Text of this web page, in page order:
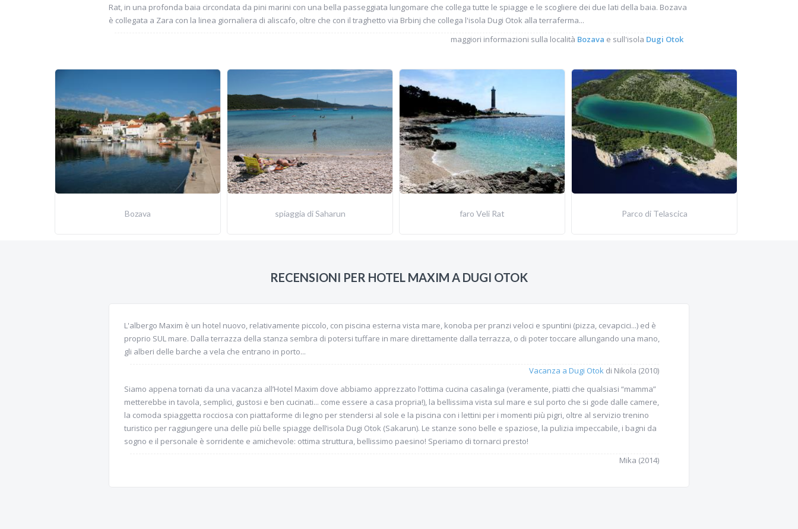
Rat, in una profonda baia circondata da pini marini con una bella passeggiata lungomare che collega tutte le spiagge e le scogliere dei due lati della baia. Bozava
è collegata a Zara con la linea giornaliera di aliscafo, oltre che con il traghetto via Brbinj che collega l'isola Dugi Otok alla terraferma...
maggiori informazioni sulla località Bozava e sull'isola Dugi Otok
Bozava spiaggia di Saharun faro Veli Rat Parco di Telascica
RECENSIONI PER HOTEL MAXIM A DUGI OTOK
L'albergo Maxim è un hotel nuovo, relativamente piccolo, con piscina esterna vista mare, konoba per pranzi veloci e spuntini (pizza, cevapcici...) ed è
proprio SUL mare. Dalla terrazza della stanza sembra di potersi tuffare in mare direttamente dalla terrazza, o di poter toccare allungando una mano,
gli alberi delle barche a vela che entrano in porto...
Vacanza a Dugi Otok di Nikola (2010)
Siamo appena tornati da una vacanza all’Hotel Maxim dove abbiamo apprezzato l’ottima cucina casalinga (veramente, piatti che qualsiasi “mamma”
metterebbe in tavola, semplici, gustosi e ben cucinati... come essere a casa propria!), la bellissima vista sul mare e sul porto che si gode dalle camere,
la comoda spiaggetta rocciosa con piattaforme di legno per stendersi al sole e la piscina con i lettini per i momenti più pigri, oltre al servizio trenino
turistico per raggiungere una delle più belle spiagge dell’isola Dugi Otok (Sakarun). Le stanze sono belle e spaziose, la pulizia impeccabile, i bagni da
sogno e il personale è sorridente e amichevole: ottima struttura, bellissimo paesino! Speriamo di tornarci presto!
Mika (2014)